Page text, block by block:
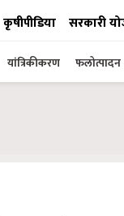
कृषीपीडिया सरकारी
यांत्रिकीकरण फलोत्पादन